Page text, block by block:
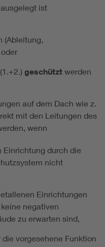
ausgelegt ist
(Ableitung,
(1.+2.) geschützt werden
auf dem Dach wie z.
mit den Leitungen des
wenn
Einrichtung durch die
nicht
Einrichtungen
negativen
zu erwarten sind,
vorgesehene Funktion